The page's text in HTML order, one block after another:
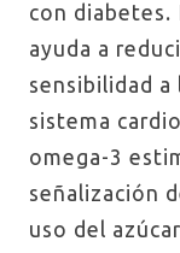
con diabetes.
ayuda a
sensibilidad
sistema
omega-3
señalización
uso del